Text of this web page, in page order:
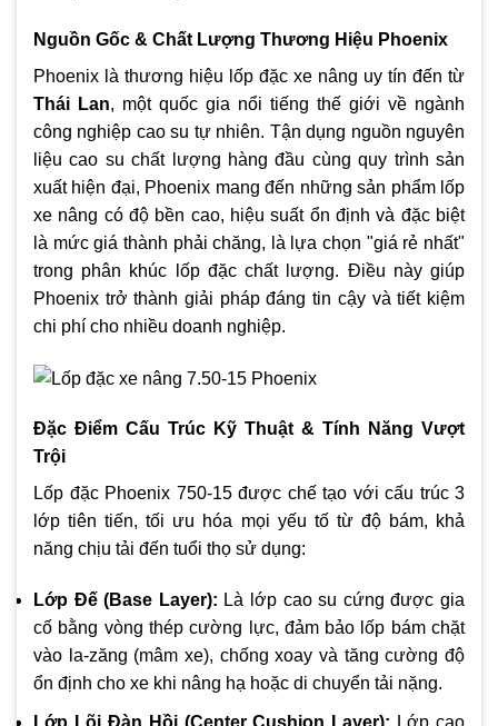
Nguồn Gốc & Chất Lượng Thương Hiệu Phoenix
Phoenix là thương hiệu lốp đặc xe nâng uy tín đến từ
Thái Lan, một quốc gia nổi tiếng thế giới về ngành
công nghiệp cao su tự nhiên. Tận dụng nguồn nguyên
liệu cao su chất lượng hàng đầu cùng quy trình sản
xuất hiện đại, Phoenix mang đến những sản phẩm lốp
xe nâng có độ bền cao, hiệu suất ổn định và đặc biệt
là mức giá thành phải chăng, là lựa chọn "giá rẻ nhất"
trong phân khúc lốp đặc chất lượng. Điều này giúp
Phoenix trở thành giải pháp đáng tin cậy và tiết kiệm
chi phí cho nhiều doanh nghiệp.
Đặc Điểm Cấu Trúc Kỹ Thuật & Tính Năng Vượt
Trội
Lốp đặc Phoenix 750-15 được chế tạo với cấu trúc 3
lớp tiên tiến, tối ưu hóa mọi yếu tố từ độ bám, khả
năng chịu tải đến tuổi thọ sử dụng:
Lớp Đế (Base Layer): Là lớp cao su cứng được gia
cố bằng vòng thép cường lực, đảm bảo lốp bám chặt
vào la-zăng (mâm xe), chống xoay và tăng cường độ
ổn định cho xe khi nâng hạ hoặc di chuyển tải nặng.
Lớp Lõi Đàn Hồi (Center Cushion Layer): Lớp cao